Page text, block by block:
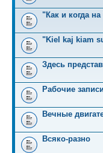
"Как и когда
"Kiel kaj kiam
Здесь
Рабочие
Вечные
Всяко-разно